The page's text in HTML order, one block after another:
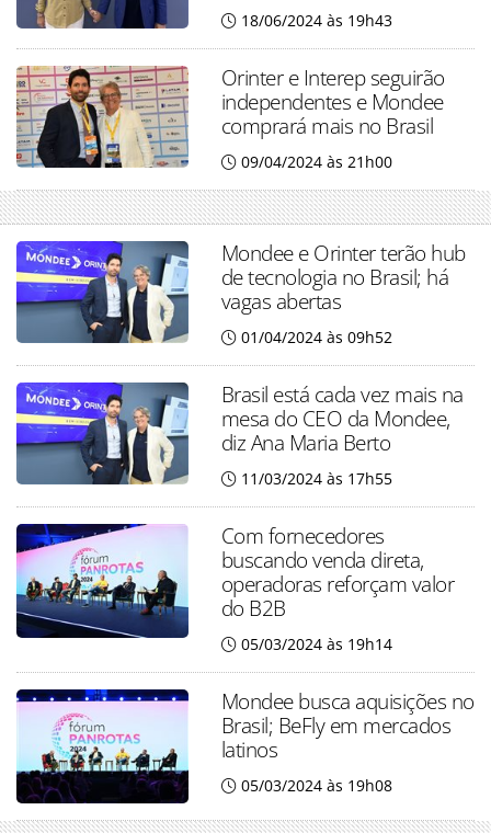
18/06/2024 às 19h43
Orinter e Interep seguirão
independentes e Mondee
comprará mais no Brasil
09/04/2024 às 21h00
Mondee e Orinter terão hub
de tecnologia no Brasil; há
vagas abertas
01/04/2024 às 09h52
Brasil está cada vez mais na
mesa do CEO da Mondee,
diz Ana Maria Berto
11/03/2024 às 17h55
Com fornecedores
buscando venda direta,
operadoras reforçam valor
do B2B
05/03/2024 às 19h14
Mondee busca aquisições no
Brasil; BeFly em mercados
latinos
05/03/2024 às 19h08